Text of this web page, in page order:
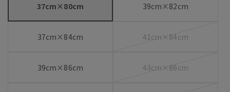
37cm×80cm 39cm×82cm
37cm×84cm 41cm×84cm
39cm×86cm 43cm×86cm